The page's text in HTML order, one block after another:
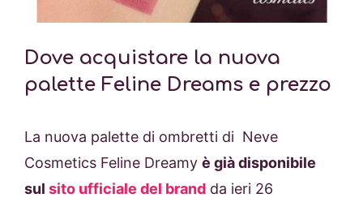
Dove acquistare la nuova
palette Feline Dreams e prezzo
La nuova palette di ombretti di Neve
Cosmetics Feline Dreamy è già disponibile
sul sito ufficiale del brand da ieri 26